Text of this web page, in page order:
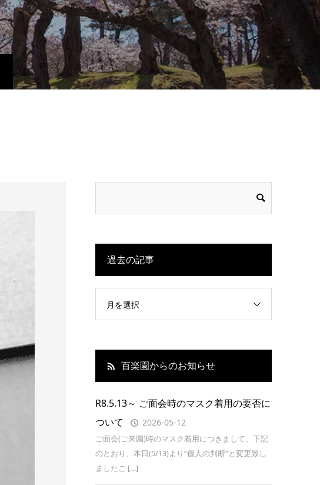
過去の記事
月を選択
百楽園からのお知らせ
R8.5.13～ ご面会時のマスク着用の要否に
ついて
2026-05-12
ご面会(ご来園)時のマスク着用につきまして、下記
のとおり、本日(5/13)より”個人の判断”と変更致し
ましたご […]